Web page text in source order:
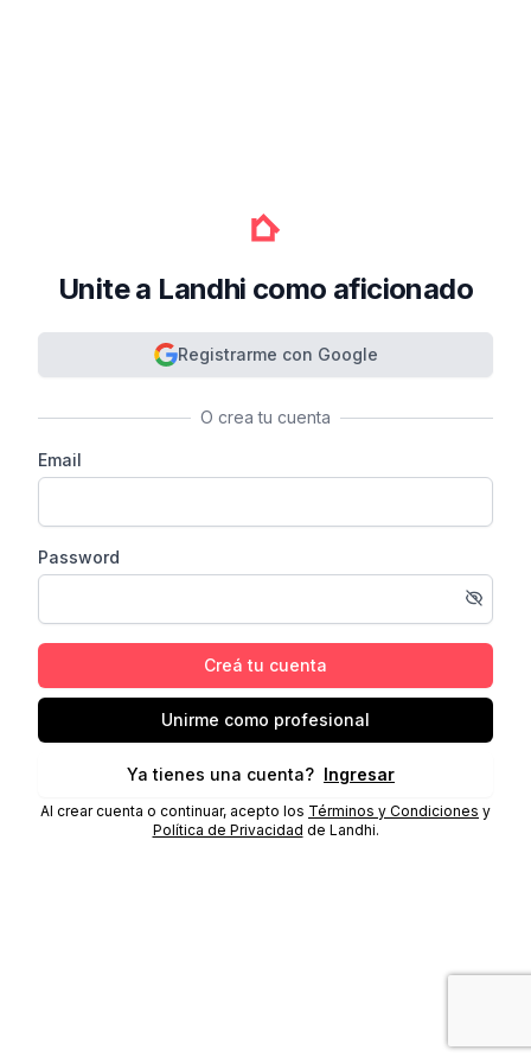
Unite a Landhi como aficionado
Registrarme con Google
O crea tu cuenta
Email
Password
Creá tu cuenta
Unirme como profesional
Ya tienes una cuenta? Ingresar
Al crear cuenta o continuar, acepto los Términos y Condiciones y
Política de Privacidad de Landhi.